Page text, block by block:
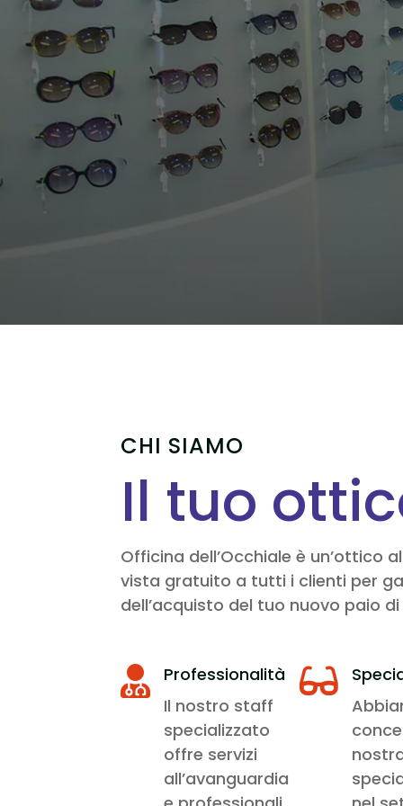
CHI SIAMO
Il tuo
Officina dell’Occhiale è un’ottico
vista gratuito a tutti i clienti per
dell’acquisto del tuo nuovo paio

Professionalità
Il nostro staff
specializzato
offre servizi
all’avanguardia
